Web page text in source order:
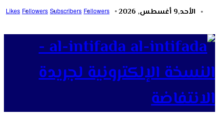
Likes Followers Subscribers Followers الأحد,9 أغسطس, 2026
al-intifada -
النسخة الإلكترونية لجريدة
الانتفاضة